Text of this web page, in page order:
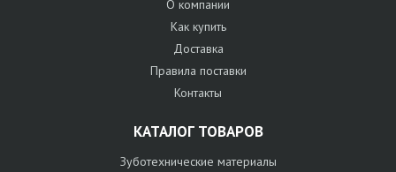
О компании
Как купить
Доставка
Правила поставки
Контакты
КАТАЛОГ ТОВАРОВ
Зуботехнические материалы